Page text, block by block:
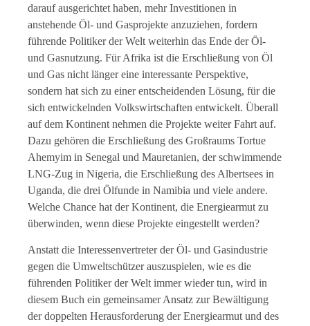
darauf ausgerichtet haben, mehr Investitionen in
anstehende Öl- und Gasprojekte anzuziehen, fordern
führende Politiker der Welt weiterhin das Ende der Öl-
und Gasnutzung. Für Afrika ist die Erschließung von Öl
und Gas nicht länger eine interessante Perspektive,
sondern hat sich zu einer entscheidenden Lösung, für die
sich entwickelnden Volkswirtschaften entwickelt. Überall
auf dem Kontinent nehmen die Projekte weiter Fahrt auf.
Dazu gehören die Erschließung des Großraums Tortue
Ahemyim in Senegal und Mauretanien, der schwimmende
LNG-Zug in Nigeria, die Erschließung des Albertsees in
Uganda, die drei Ölfunde in Namibia und viele andere.
Welche Chance hat der Kontinent, die Energiearmut zu
überwinden, wenn diese Projekte eingestellt werden?
Anstatt die Interessenvertreter der Öl- und Gasindustrie
gegen die Umweltschützer auszuspielen, wie es die
führenden Politiker der Welt immer wieder tun, wird in
diesem Buch ein gemeinsamer Ansatz zur Bewältigung
der doppelten Herausforderung der Energiearmut und des